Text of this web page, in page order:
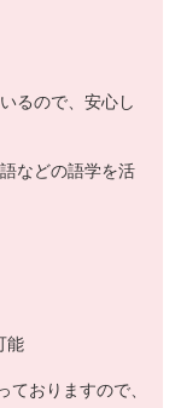
るので、安心し
などの語学を活
能
おりますので、